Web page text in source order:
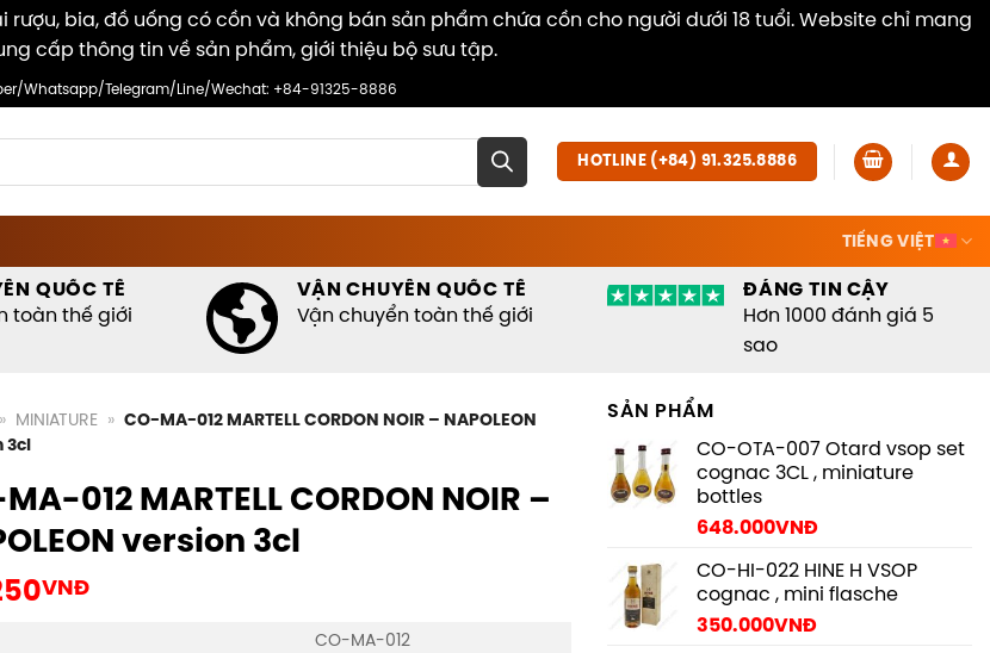
bia, đồ uống có cồn và không bán sản phẩm chứa cồn cho người dưới 18 tuổi. Website chỉ mang
cấp thông tin về sản phẩm, giới thiệu bộ sưu tập.
Whatsapp/Telegram/Line/Wechat: +84-91325-8886
HOTLINE (+84) 91.325.8886
TIẾNG VIỆT
QUỐC TẾ
toàn thế giới
VẬN CHUYỂN QUỐC TẾ
Vận chuyển toàn thế giới
ĐÁNG TIN CẬY
Hơn 1000 đánh giá 5
sao
» MINIATURE » CO-MA-012 MARTELL CORDON NOIR – NAPOLEON
3cl
012 MARTELL CORDON NOIR –
version 3cl
VNĐ
CO-MA-012
SẢN PHẨM
CO-OTA-007 Otard vsop set
cognac 3CL , miniature
bottles
648.000VNĐ
CO-HI-022 HINE H VSOP
cognac , mini flasche
350.000VNĐ